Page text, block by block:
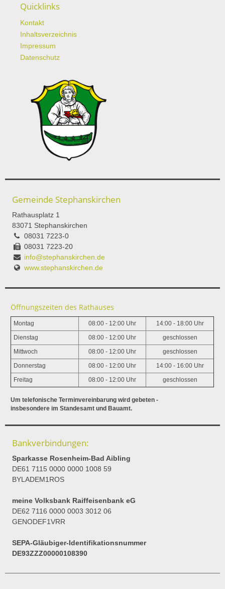
Quicklinks
Kontakt
Inhaltsverzeichnis
Impressum
Datenschutz
Gemeinde Stephanskirchen
Rathausplatz 1
83071 Stephanskirchen
08031 7223-0
08031 7223-20
info@stephanskirchen.de
www.stephanskirchen.de
Öffnungszeiten des Rathauses
Montag 08:00 - 12:00 Uhr 14:00 - 18:00 Uhr
Dienstag 08:00 - 12:00 Uhr geschlossen
Mittwoch 08:00 - 12:00 Uhr geschlossen
Donnerstag 08:00 - 12:00 Uhr 14:00 - 16:00 Uhr
Freitag 08:00 - 12:00 Uhr geschlossen
Um telefonische Terminvereinbarung wird gebeten -
insbesondere im Standesamt und Bauamt.
Bankverbindungen:
Sparkasse Rosenheim-Bad Aibling
DE61 7115 0000 0000 1008 59
BYLADEM1ROS
meine Volksbank Raiffeisenbank eG
DE62 7116 0000 0003 3012 06
GENODEF1VRR
SEPA-Gläubiger-Identifikationsnummer
DE93ZZZ00000108390